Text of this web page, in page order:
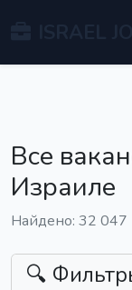
Все
Израиле
Найдено: 32 047
🔍